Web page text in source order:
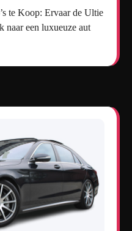
naar een luxueuze aut